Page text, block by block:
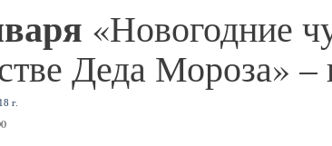
«Новогодние
Деда Мороза» –
г.